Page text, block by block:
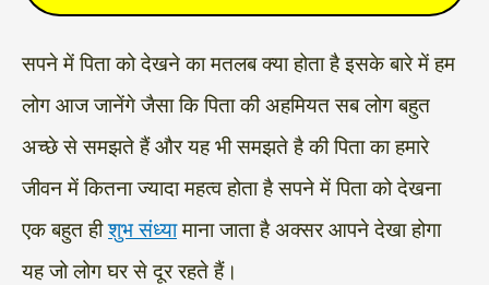
सपने में पिता को देखने का मतलब क्या होता है इसके बारे में हम
लोग आज जानेंगे जैसा कि पिता की अहमियत सब लोग बहुत
अच्छे से समझते हैं और यह भी समझते है की पिता का हमारे
जीवन में कितना ज्यादा महत्व होता है सपने में पिता को देखना
एक बहुत हीशुभ संध्यामाना जाता है अक्सर आपने देखा होगा
यह जो लोग घर से दूर रहते हैं।